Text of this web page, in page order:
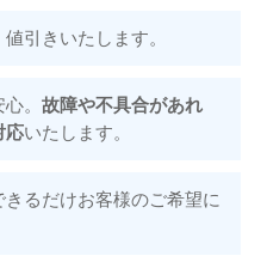
引きいたします。
。 故障や不具合があれ
応いたします。
るだけお客様のご希望に